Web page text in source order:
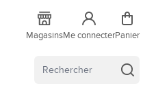
MagasinsMe connecterPanier